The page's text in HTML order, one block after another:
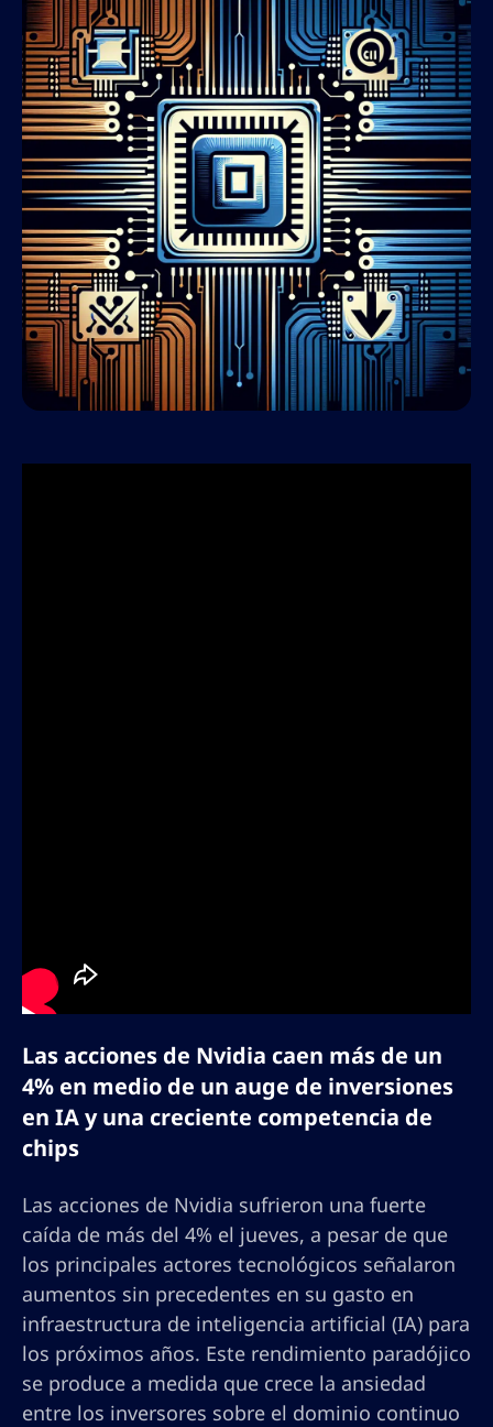
Las acciones de Nvidia caen más de un
4% en medio de un auge de inversiones
en IA y una creciente competencia de
chips
Las acciones de Nvidia sufrieron una fuerte
caída de más del 4% el jueves, a pesar de que
los principales actores tecnológicos señalaron
aumentos sin precedentes en su gasto en
infraestructura de inteligencia artificial (IA) para
los próximos años. Este rendimiento paradójico
se produce a medida que crece la ansiedad
entre los inversores sobre el dominio continuo